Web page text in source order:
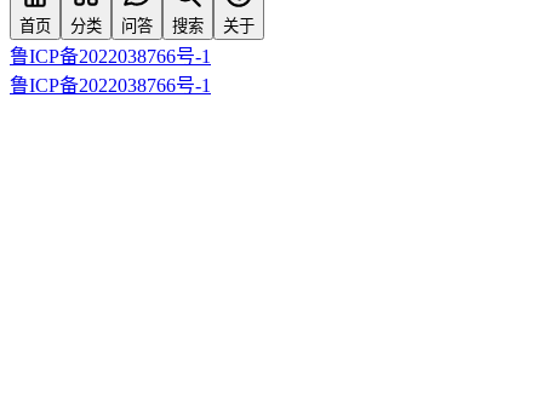
首页 分类 问答 搜索 关于
鲁ICP备2022038766号-1
鲁ICP备2022038766号-1